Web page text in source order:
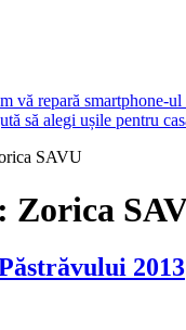
vă repară smartphone-ul
să alegi ușile pentru
SAVU
Zorica
2013